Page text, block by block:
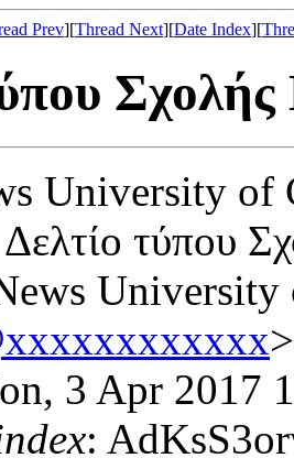
Prev][Thread Next][Date Index][
University of
τύπου
University
>
3 Apr 2017
: